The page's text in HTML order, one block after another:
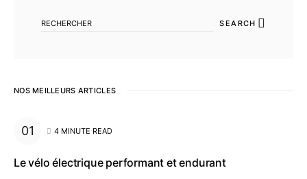
SEARCH
NOS MEILLEURS ARTICLES
4 MINUTE READ
Le vélo électrique performant et endurant